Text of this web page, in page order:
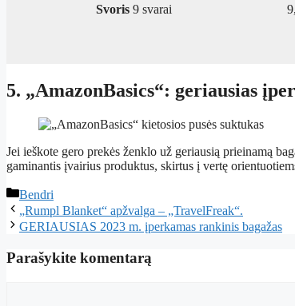
Svoris 9 svarai
5. „AmazonBasics“: geriausias
Jei ieškote gero prekės ženklo už geriausią prieinamą
gaminantis įvairius produktus, skirtus į vertę
Kategorijos
Bendri
„Rumpl Blanket“ apžvalga – „TravelFreak“.
GERIAUSIAS 2023 m. įperkamas rankinis bagažas
Parašykite komentarą